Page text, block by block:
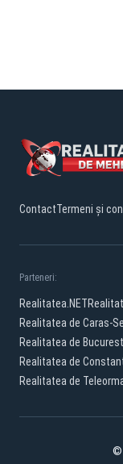
ContactTermeni și
Parteneri:
Realitatea.NET
Realitatea de Caras-
Realitatea de
Realitatea de
Realitatea de
©